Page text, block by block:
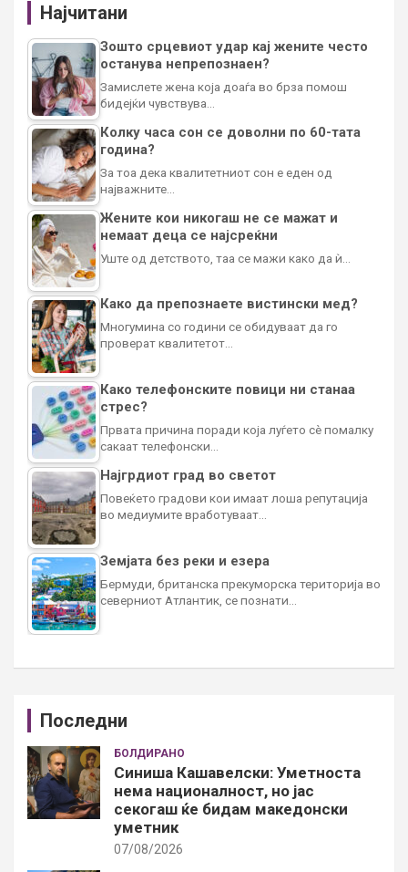
Најчитани
Зошто срцевиот удар кај жените често
останува непрепознаен?
Замислете жена која доаѓа во брза помош
бидејќи чувствува…
Колку часа сон се доволни по 60-тата
година?
За тоа дека квалитетниот сон е еден од
најважните…
Жените кои никогаш не се мажат и
немаат деца се најсреќни
Уште од детството, таа се мажи како да ѝ…
Како да препознаете вистински мед?
Многумина со години се обидуваат да го
проверат квалитетот…
Како телефонските повици ни станаа
стрес?
Првата причина поради која луѓето сè помалку
сакаат телефонски…
Најгрдиот град во светот
Повеќето градови кои имаат лоша репутација
во медиумите вработуваат…
Земјата без реки и езера
Бермуди, британска прекуморска територија во
северниот Атлантик, се познати…
Последни
БОЛДИРАНО
Синиша Кашавелски: Уметноста
нема националност, но јас
секогаш ќе бидам македонски
уметник
07/08/2026